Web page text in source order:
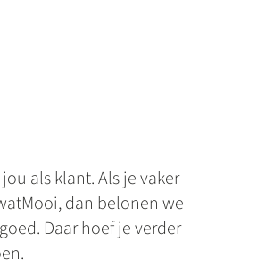
als klant. Als je vaker
dan belonen we
Daar hoef je verder